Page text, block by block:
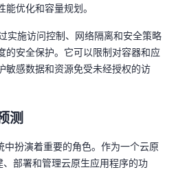
优化和容量规划。
实施访问控制、网络隔离和安全策略
的安全保护。它可以限制对容器和应
敏感数据和资源免受未经授权的访
测
扮演着重要的角色。作为一个云原
部署和管理云原生应用程序的功